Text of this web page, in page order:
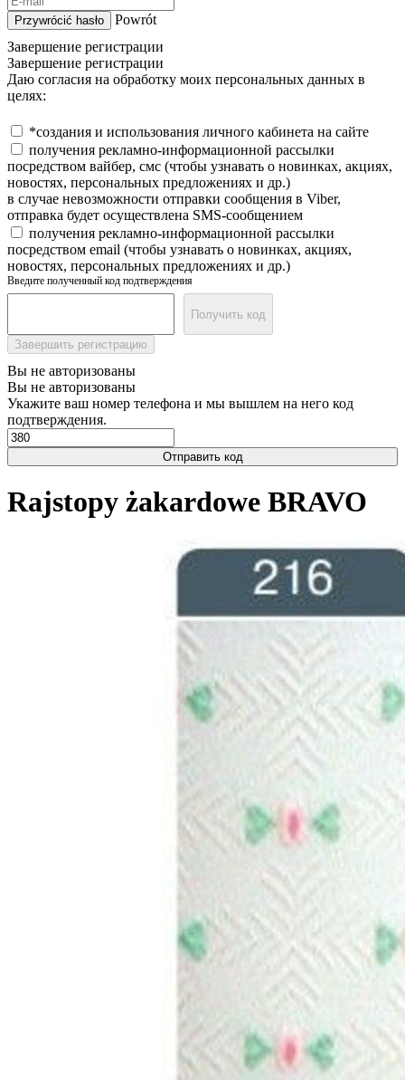
Przywrócić hasło
Powrót
Завершение регистрации
Завершение регистрации
Даю согласия на обработку моих персональных данных в
целях:
*создания и использования личного кабинета на сайте
получения рекламно-информационной рассылки
посредством вайбер, смс (чтобы узнавать о новинках, акциях,
новостях, персональных предложениях и др.)
в случае невозможности отправки сообщения в Viber,
отправка будет осуществлена SMS-сообщением
получения рекламно-информационной рассылки
посредством email (чтобы узнавать о новинках, акциях,
новостях, персональных предложениях и др.)
Введите полученный код подтверждения
Получить код
Завершить регистрацию
Вы не авторизованы
Вы не авторизованы
Укажите ваш номер телефона и мы вышлем на него код
подтверждения.
Отправить код
Rajstopy żakardowe BRAVO